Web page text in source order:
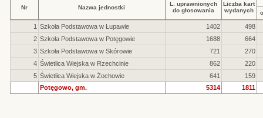
Nr Nazwa jednostki
L. uprawnionych
do głosowania
Liczba kart
wydanych
1 Szkoła Podstawowa w Łupawie 1402
498
2 Szkoła Podstawowa w Potęgowie 1688
664
3 Szkoła Podstawowa w Skórowie 721
270
4 Świetlica Wiejska w Rzechcinie 862
220
5 Świetlica Wiejska w Żochowie 641
159
Potęgowo, gm.
5314 1811